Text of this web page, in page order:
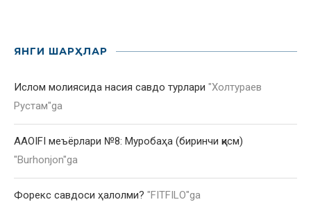
ЯНГИ ШАРҲЛАР
Ислом молиясида насия савдо турлари "Холтураев
Рустам"ga
AAOIFI меъёрлари №8: Муробаҳа (биринчи қисм)
"Burhonjon"ga
Форекс савдоси ҳалолми? "FITFILO"ga